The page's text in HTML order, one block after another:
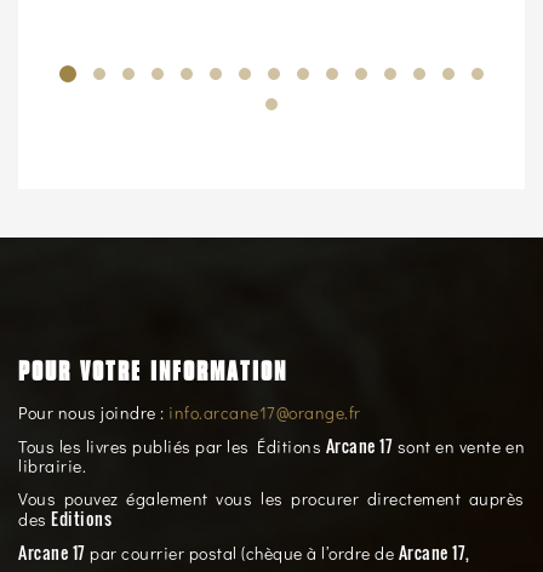
POUR VOTRE INFORMATION
Pour nous joindre : info.arcane17@orange.fr
Tous les livres publiés par les Éditions Arcane 17 sont en vente en
librairie.
Vous pouvez également vous les procurer directement auprès
des Editions
Arcane 17 par courrier postal (chèque à l’ordre de Arcane 17,